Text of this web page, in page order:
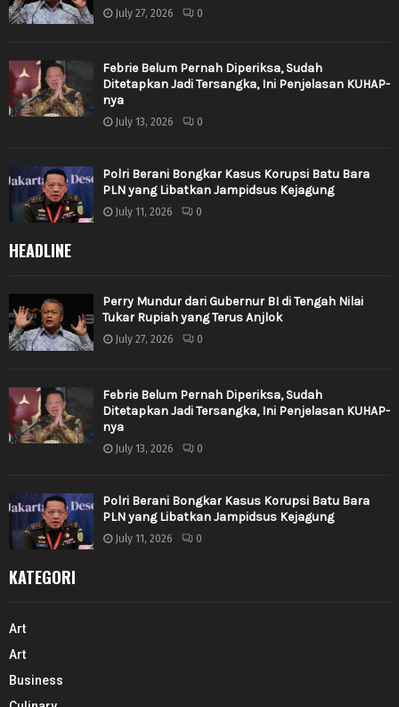
July 27, 2026 0
Febrie Belum Pernah Diperiksa, Sudah
Ditetapkan Jadi Tersangka, Ini Penjelasan KUHAP-
nya
July 13, 2026 0
Polri Berani Bongkar Kasus Korupsi Batu Bara
PLN yang Libatkan Jampidsus Kejagung
July 11, 2026 0
HEADLINE
Perry Mundur dari Gubernur BI di Tengah Nilai
Tukar Rupiah yang Terus Anjlok
July 27, 2026 0
Febrie Belum Pernah Diperiksa, Sudah
Ditetapkan Jadi Tersangka, Ini Penjelasan KUHAP-
nya
July 13, 2026 0
Polri Berani Bongkar Kasus Korupsi Batu Bara
PLN yang Libatkan Jampidsus Kejagung
July 11, 2026 0
KATEGORI
Art
Art
Business